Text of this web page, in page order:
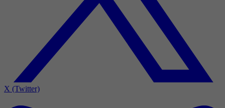
X (Twitter)